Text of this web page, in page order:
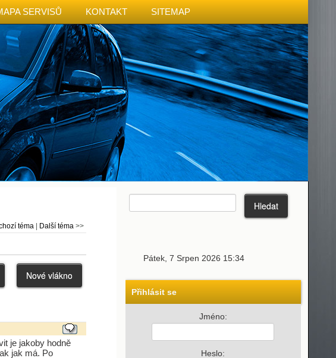
SERVISŮ KONTAKT SITEMAP
téma| Další téma>>
je jakoby hodně
jak má. Po
Pátek, 7 Srpen 2026 15:34
Přihlásit se
Jméno:
Heslo: